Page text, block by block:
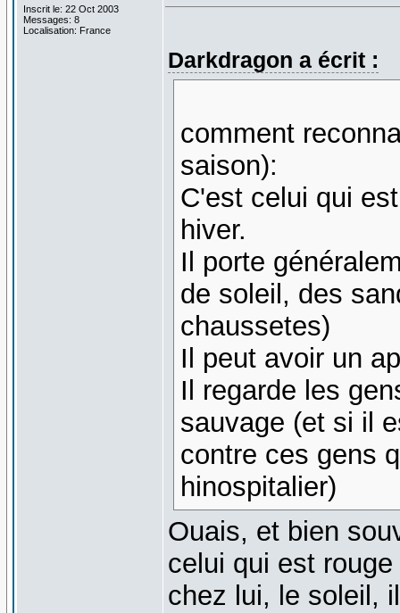
Inscrit le: 22 Oct 2003
Messages: 8
Localisation: France
Darkdragon a écrit :
comment
saison):
C'est celui qui
hiver.
Il porte
de soleil, des
chaussetes)
Il peut avoir un
Il regarde les
sauvage (et si il
contre ces gens
hinospitalier)
Ouais, et bien
celui qui est
chez lui, le soleil,